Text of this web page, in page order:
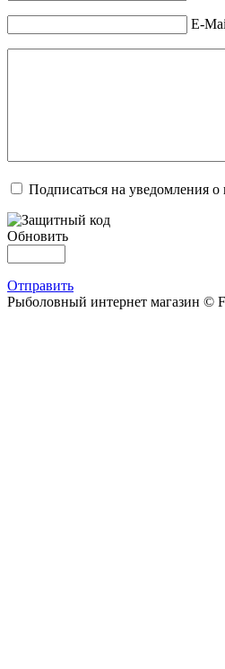
E-
Подписаться на уведомления
Обновить
Отправить
Рыболовный интернет магазин ©